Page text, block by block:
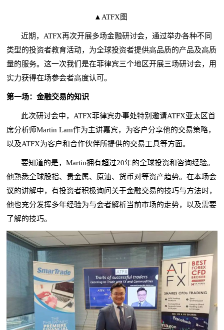
▲ATFX图
近期，ATFX再次开展多场金融研讨会，通过举办各种不同
类型的投资者教育活动，为全球投资者提供高品质的产品及高质
量的服务。这一次我们是在菲律宾三个地区开展三场研讨会，用
实力获得在场参会者高度认可。
第一场：金融交易的知识
此次研讨会中，ATFX菲律宾办事处特别邀请ATFX亚太区首
席分析师Martin Lam作为主讲嘉宾，为客户分享他的交易策略，
以及ATFX为客户和合作伙伴所提供的交易工具等方面。
要知道的是，Martin拥有超过20年的全球投资和咨询经验。
他熟悉全球股指、贵金属、 原油、货币对等资产趋势。在本场会
议的讲解中，有投资者积极询问关于金融交易的技巧与方法时，
他也充分发挥多年经验为与会者解析当前市场的走势，以及需要
了解的技巧。